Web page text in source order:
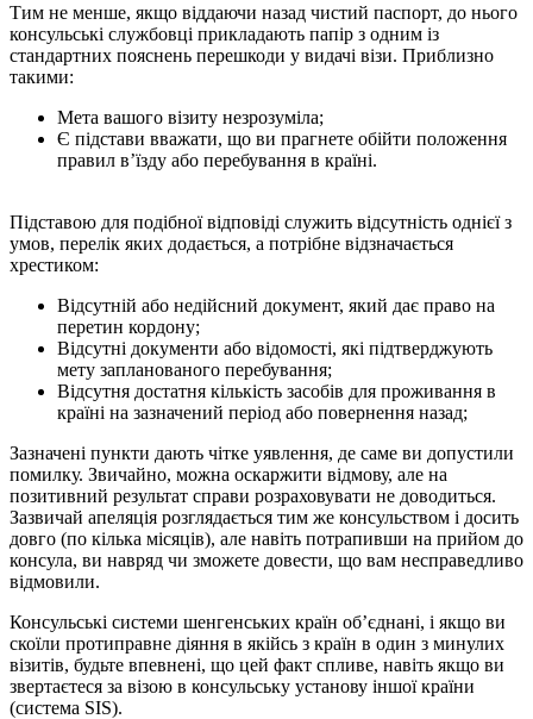
Тим не менше, якщо віддаючи назад чистий паспорт, до нього
консульські службовці прикладають папір з одним із
стандартних пояснень перешкоди у видачі візи. Приблизно
такими:
Мета вашого візиту незрозуміла;
Є підстави вважати, що ви прагнете обійти положення
правил в’їзду або перебування в країні.
Підставою для подібної відповіді служить відсутність однієї з
умов, перелік яких додається, а потрібне відзначається
хрестиком:
Відсутній або недійсний документ, який дає право на
перетин кордону;
Відсутні документи або відомості, які підтверджують
мету запланованого перебування;
Відсутня достатня кількість засобів для проживання в
країні на зазначений період або повернення назад;
Зазначені пункти дають чітке уявлення, де саме ви допустили
помилку. Звичайно, можна оскаржити відмову, але на
позитивний результат справи розраховувати не доводиться.
Зазвичай апеляція розглядається тим же консульством і досить
довго (по кілька місяців), але навіть потрапивши на прийом до
консула, ви навряд чи зможете довести, що вам несправедливо
відмовили.
Консульські системи шенгенських країн об’єднані, і якщо ви
скоїли протиправне діяння в якійсь з країн в один з минулих
візитів, будьте впевнені, що цей факт спливе, навіть якщо ви
звертаєтеся за візою в консульську установу іншої країни
(система SIS).